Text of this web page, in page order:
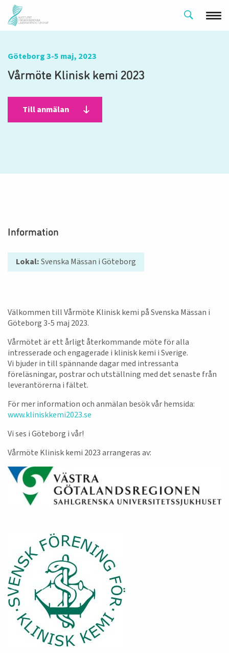
Göteborg 3-5 maj, 2023
Vårmöte Klinisk kemi 2023
Till anmälan
Information
Lokal:Svenska Mässan i Göteborg
Välkommen till Vårmöte Klinisk kemi på Svenska Mässan i
Göteborg 3-5 maj 2023.
Vårmötet är ett årligt återkommande möte för alla
intresserade och engagerade i klinisk kemi i Sverige.
Vi bjuder in till spännande dagar med intressanta
föreläsningar, postrar och utställning med det senaste från
leverantörerna i fältet.
För mer information och anmälan besök vår hemsida:
www.kliniskkemi2023.se
Vi ses i Göteborg i vår!
Vårmöte Klinisk kemi 2023 arrangeras av: